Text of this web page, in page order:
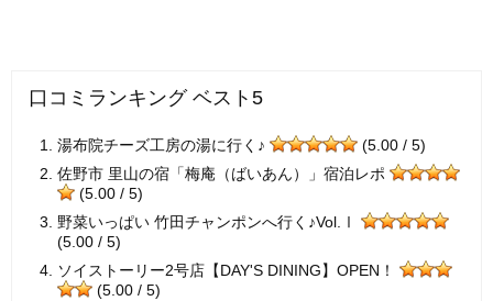
口コミランキング ベスト5
湯布院チーズ工房の湯に行く♪
(5.00 / 5)
佐野市 里山の宿「梅庵（ばいあん）」宿泊レポ
(5.00 / 5)
野菜いっぱい 竹田チャンポンへ行く♪Vol.Ⅰ
(5.00 / 5)
ソイストーリー2号店【DAY'S DINING】OPEN！
(5.00 / 5)